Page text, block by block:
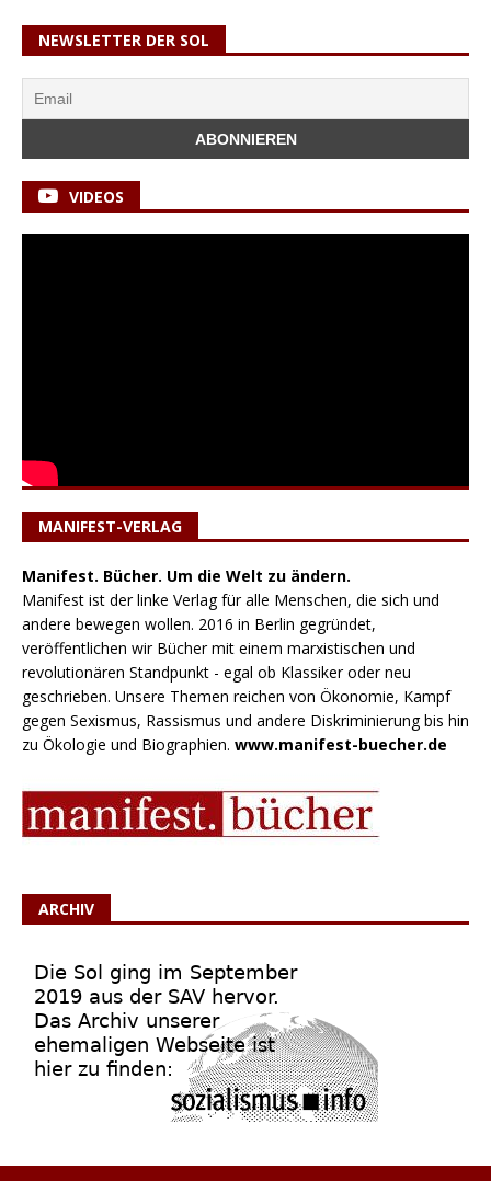
NEWSLETTER DER SOL
VIDEOS
MANIFEST-VERLAG
Manifest. Bücher. Um die Welt zu ändern.
Manifest ist der linke Verlag für alle Menschen, die sich und
andere bewegen wollen. 2016 in Berlin gegründet,
veröffentlichen wir Bücher mit einem marxistischen und
revolutionären Standpunkt - egal ob Klassiker oder neu
geschrieben. Unsere Themen reichen von Ökonomie, Kampf
gegen Sexismus, Rassismus und andere Diskriminierung bis hin
zu Ökologie und Biographien. www.manifest-buecher.de
ARCHIV